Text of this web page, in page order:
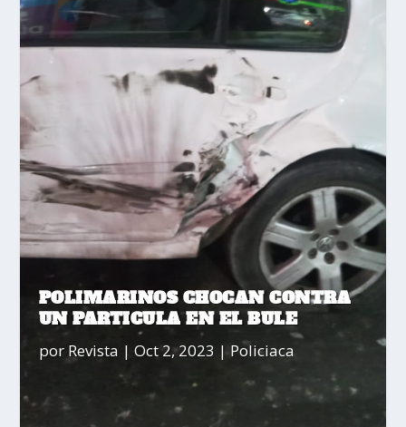
POLIMARINOS CHOCAN CONTRA
UN PARTICULA EN EL BULE
por Revista | Oct 2, 2023 |Policiaca